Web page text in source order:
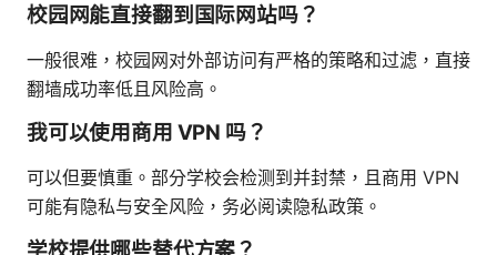
校园网能直接翻到国际网站吗？
一般很难，校园网对外部访问有严格的策略和过滤，直接
翻墙成功率低且风险高。
我可以使用商用 VPN 吗？
可以但要慎重。部分学校会检测到并封禁，且商用 VPN
可能有隐私与安全风险，务必阅读隐私政策。
学校提供哪些替代方案？